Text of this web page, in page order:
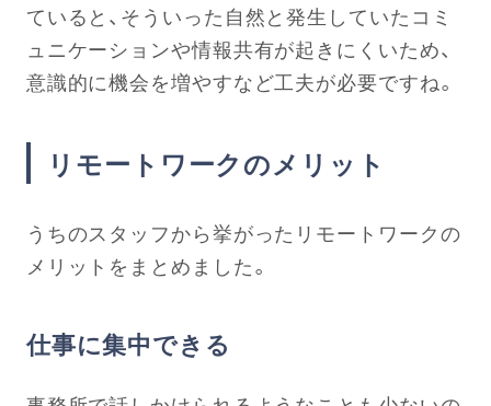
ていると、そういった自然と発生していたコミ
ュニケーションや情報共有が起きにくいため、
意識的に機会を増やすなど工夫が必要ですね。
リモートワークのメリット
うちのスタッフから挙がったリモートワークの
メリットをまとめました。
仕事に集中できる